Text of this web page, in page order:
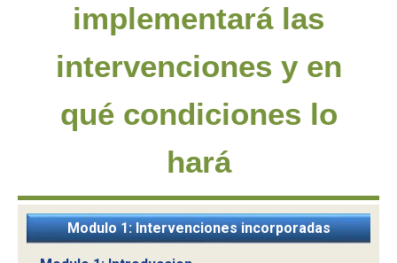
implementará las
intervenciones y en
qué condiciones lo
hará
Modulo 1: Intervenciones incorporadas